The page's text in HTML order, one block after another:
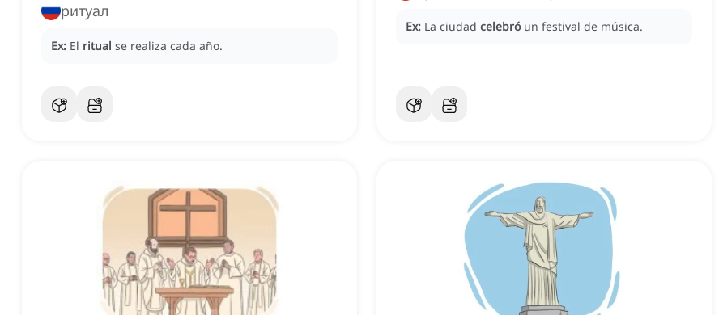
ритуал
Ex: El ritual se realiza cada año.
Ex: La ciudad celebró un festival de música.